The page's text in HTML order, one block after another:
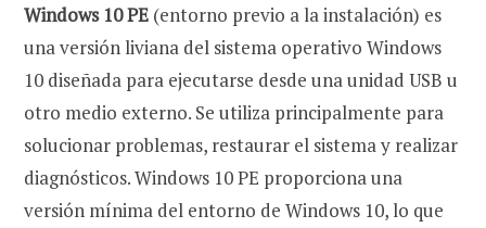
Windows 10 PE (entorno previo a la instalación) es
una versión liviana del sistema operativo Windows
10 diseñada para ejecutarse desde una unidad USB u
otro medio externo. Se utiliza principalmente para
solucionar problemas, restaurar el sistema y realizar
diagnósticos. Windows 10 PE proporciona una
versión mínima del entorno de Windows 10, lo que